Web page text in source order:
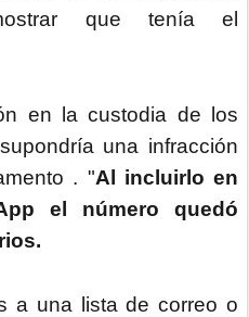
que tenía el
en la custodia de los
una infracción
. "Al incluirlo en
el número quedó
a una lista de correo o